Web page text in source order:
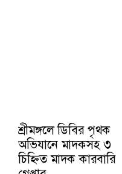
শ্রীমঙ্গলে ডিবির পৃথক
অভিযানে মাদকসহ ৩
চিহ্নিত মাদক কারবারি